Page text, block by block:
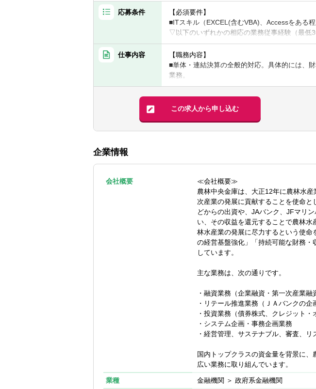
応募条件
【必須要件】
■ITスキル（EXCEL(含むVBA)、Accessをある程
▽以下のいずれかの相応の業務従事経験（最低
■金融機関での会計もしくは税務関係業務（財
会計・税務論点調査等の経験）
■監査法人もしくは税理士法人にて金融クライ
■国際会計基準関係の業務経験があれば尚可
■証券化商品や組合等にかかる高度な有価証券
■公認会計士、税理士
■厳しい環境・条件下でも、周囲や他者の意見
仕事内容
【職務内容】
■単体・連結決算の全般的対応。具体的には、
業務。
■新規投資案件・施策にかかる会計・税務論点
■会計・税務にかかる組織全体の内部統制関係総
■国内有数の機関投資家としての有価証券投資
■会計・税務総括部署であり、組織全般の経営
【配属予定部署】
企画管理部
【働き方】
在宅勤務可能
この求人から申し込む
企業情報
会社概要
≪会社概要≫
農林中央金庫は、大正12年に農林水
次産業の発展に貢献することを使命
どからの出資や、JAバンク、JFマリ
い、その収益を還元することで農林
林水産業の発展に尽力するという使
の経営基盤強化」「持続可能な財務
しています。
主な業務は、次の通りです。
・融資業務（企業融資・第一次産業融
・リテール推進業務（ＪＡバンクの
・投資業務（債券株式、クレジット
・システム企画・事務企画業務
・経営管理、サステナブル、審査、
国内トップクラスの資金量を背景に
広い業務に取り組んでいます。
業種 金融機関 ＞ 政府系金融機関